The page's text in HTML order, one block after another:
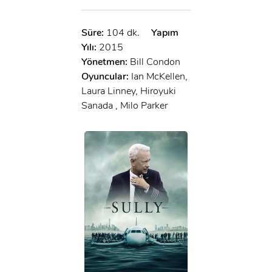
Süre: 104 dk.
Yapım
Yılı: 2015
Yönetmen: Bill Condon
Oyuncular: Ian McKellen,
Laura Linney, Hiroyuki
Sanada , Milo Parker